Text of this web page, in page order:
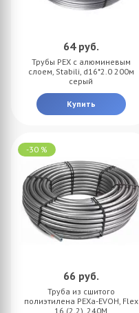
64 руб.
Трубы PEX с алюминевым
слоем, Stabili, d16*2.0 200м
серый
Купить
-30 %
66 руб.
Труба из сшитого
полиэтилена PEXa-EVOH, Flex
16 (2.2), 240M